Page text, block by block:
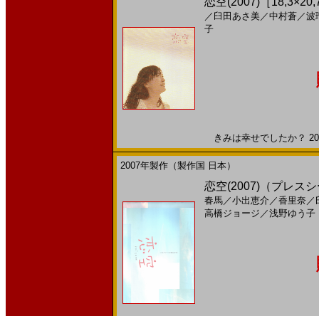
／ 臼田あさ美／中村蒼／波
子
きみは幸せでしたか？
2007年製作（製作国 日本）
恋空(2007)（プレス
春馬／小出恵介 ／香里奈 ／
高橋ジョージ ／浅野ゆう子